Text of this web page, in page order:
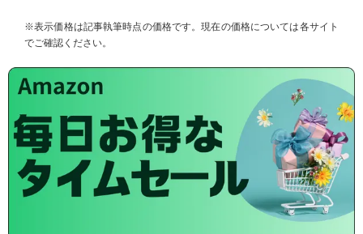
※表示価格は記事執筆時点の価格です。現在の価格については各サイト
でご確認ください。